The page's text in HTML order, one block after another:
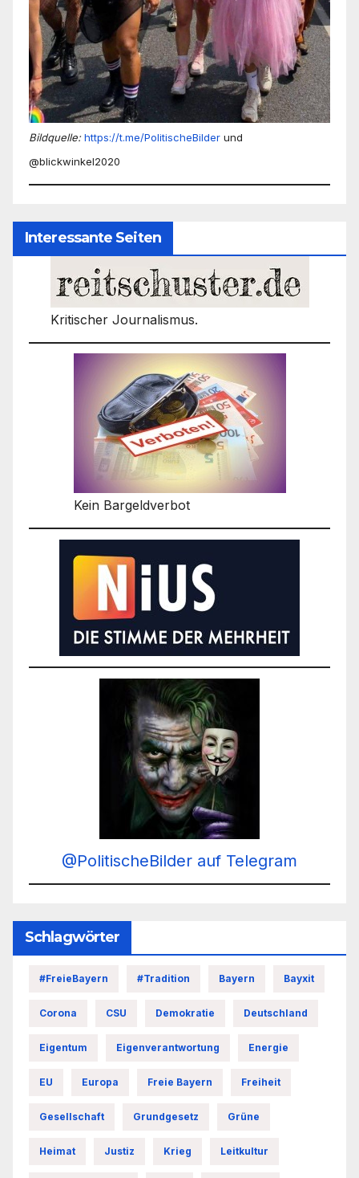
Bildquelle: https://t.me/PolitischeBilder und
@blickwinkel2020
Interessante Seiten
Kritischer Journalismus.
Kein Bargeldverbot
@PolitischeBilder auf Telegram
Schlagwörter
#FreieBayern #Tradition Bayern Bayxit
Corona CSU Demokratie Deutschland
Eigentum Eigenverantwortung Energie
EU Europa Freie Bayern Freiheit
Gesellschaft Grundgesetz Grüne
Heimat Justiz Krieg Leitkultur